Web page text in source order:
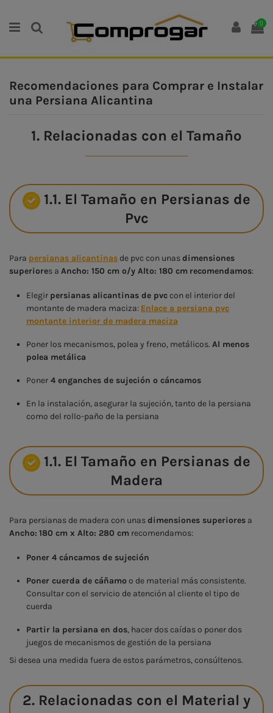
0
Recomendaciones para Comprar e Instalar
una Persiana Alicantina
1. Relacionadas con el Tamaño
1.1. El Tamaño en Persianas de
Pvc
Para persianas alicantinas de pvc con unasdimensiones
superiores a Ancho: 150 cm o/y Alto: 180 cm recomendamos:
Elegir persianas alicantinas de pvccon el interior del
montante de madera maciza: Enlace a persiana pvc
montante interior de madera maciza
Poner los mecanismos, polea y freno, metálicos. Al menos
polea metálica
Poner 4 enganches de sujeción o cáncamos
En la instalación, asegurar la sujeción, tanto de la persiana
como del rollo-paño de la persiana
1.1. El Tamaño en Persianas de
Madera
Para persianas de madera con unasdimensiones superiores a
Ancho: 180 cm x Alto: 280 cm recomendamos:
Poner 4 cáncamos de sujeción
Poner cuerda de cáñamoo de material más consistente.
Consultar con el servicio de atención al cliente el tipo de
cuerda
Partir la persiana en dos, hacer dos caídas o poner dos
juegos de mecanismos de gestión de la persiana
Si desea una medida fuera de estos parámetros, consúltenos.
2. Relacionadas con el Material y